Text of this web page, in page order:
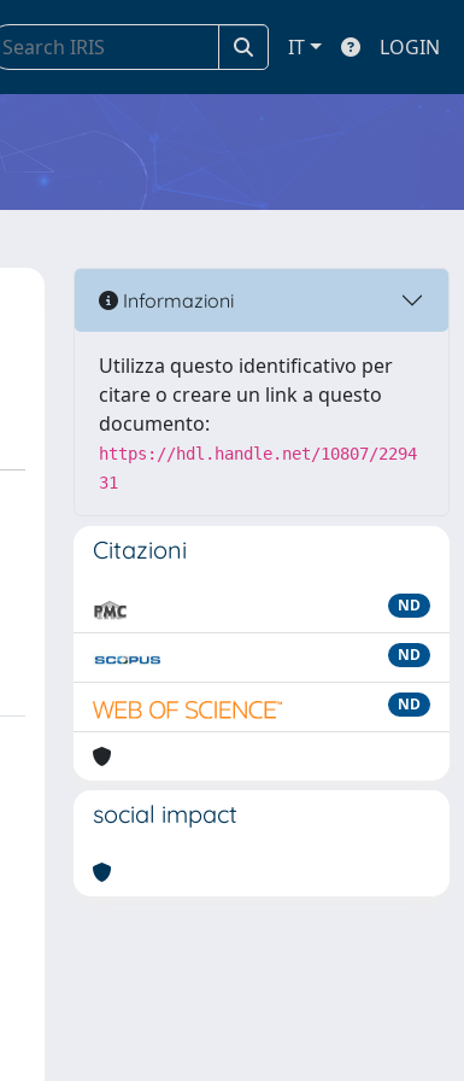
IT LOGIN
Informazioni
Utilizza questo identificativo per
citare o creare un link a questo
documento:
https://hdl.handle.net/10807/2294
31
Citazioni
ND
ND
ND
social impact